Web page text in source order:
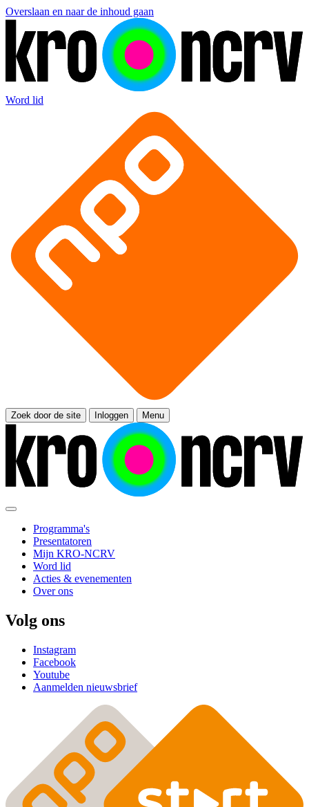
Overslaan en naar de inhoud gaan
Word lid
Zoek door de site Inloggen Menu
Programma's
Presentatoren
Mijn KRO-NCRV
Word lid
Acties & evenementen
Over ons
Volg ons
Instagram
Facebook
Youtube
Aanmelden nieuwsbrief